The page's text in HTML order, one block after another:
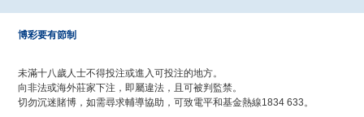
博彩要有節制
未滿十八歲人士不得投注或進入可投注的地方。
向非法或海外莊家下注，即屬違法，且可被判監禁。
切勿沉迷賭博，如需尋求輔導協助，可致電平和基金熱線1834 633。